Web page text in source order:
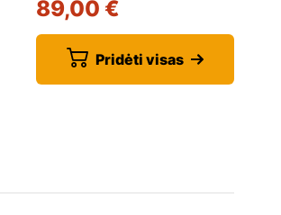
89,00 €
Pridėti visas